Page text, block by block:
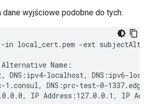
wyjściowe podobne do tych:
-in local_cert.pem -ext
Name:
DNS:ipv4-localhost, DNS:ipv6-
1.consul, DNS:prc-test-0-
IP Address:127.0.0.1, IP